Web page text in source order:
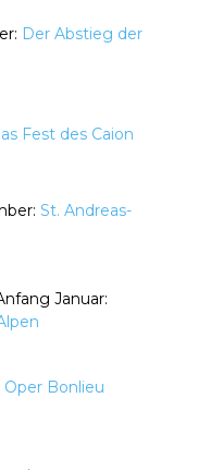
Der Abstieg der
Fest des Caion
St. Andreas-
Januar:
Oper Bonlieu